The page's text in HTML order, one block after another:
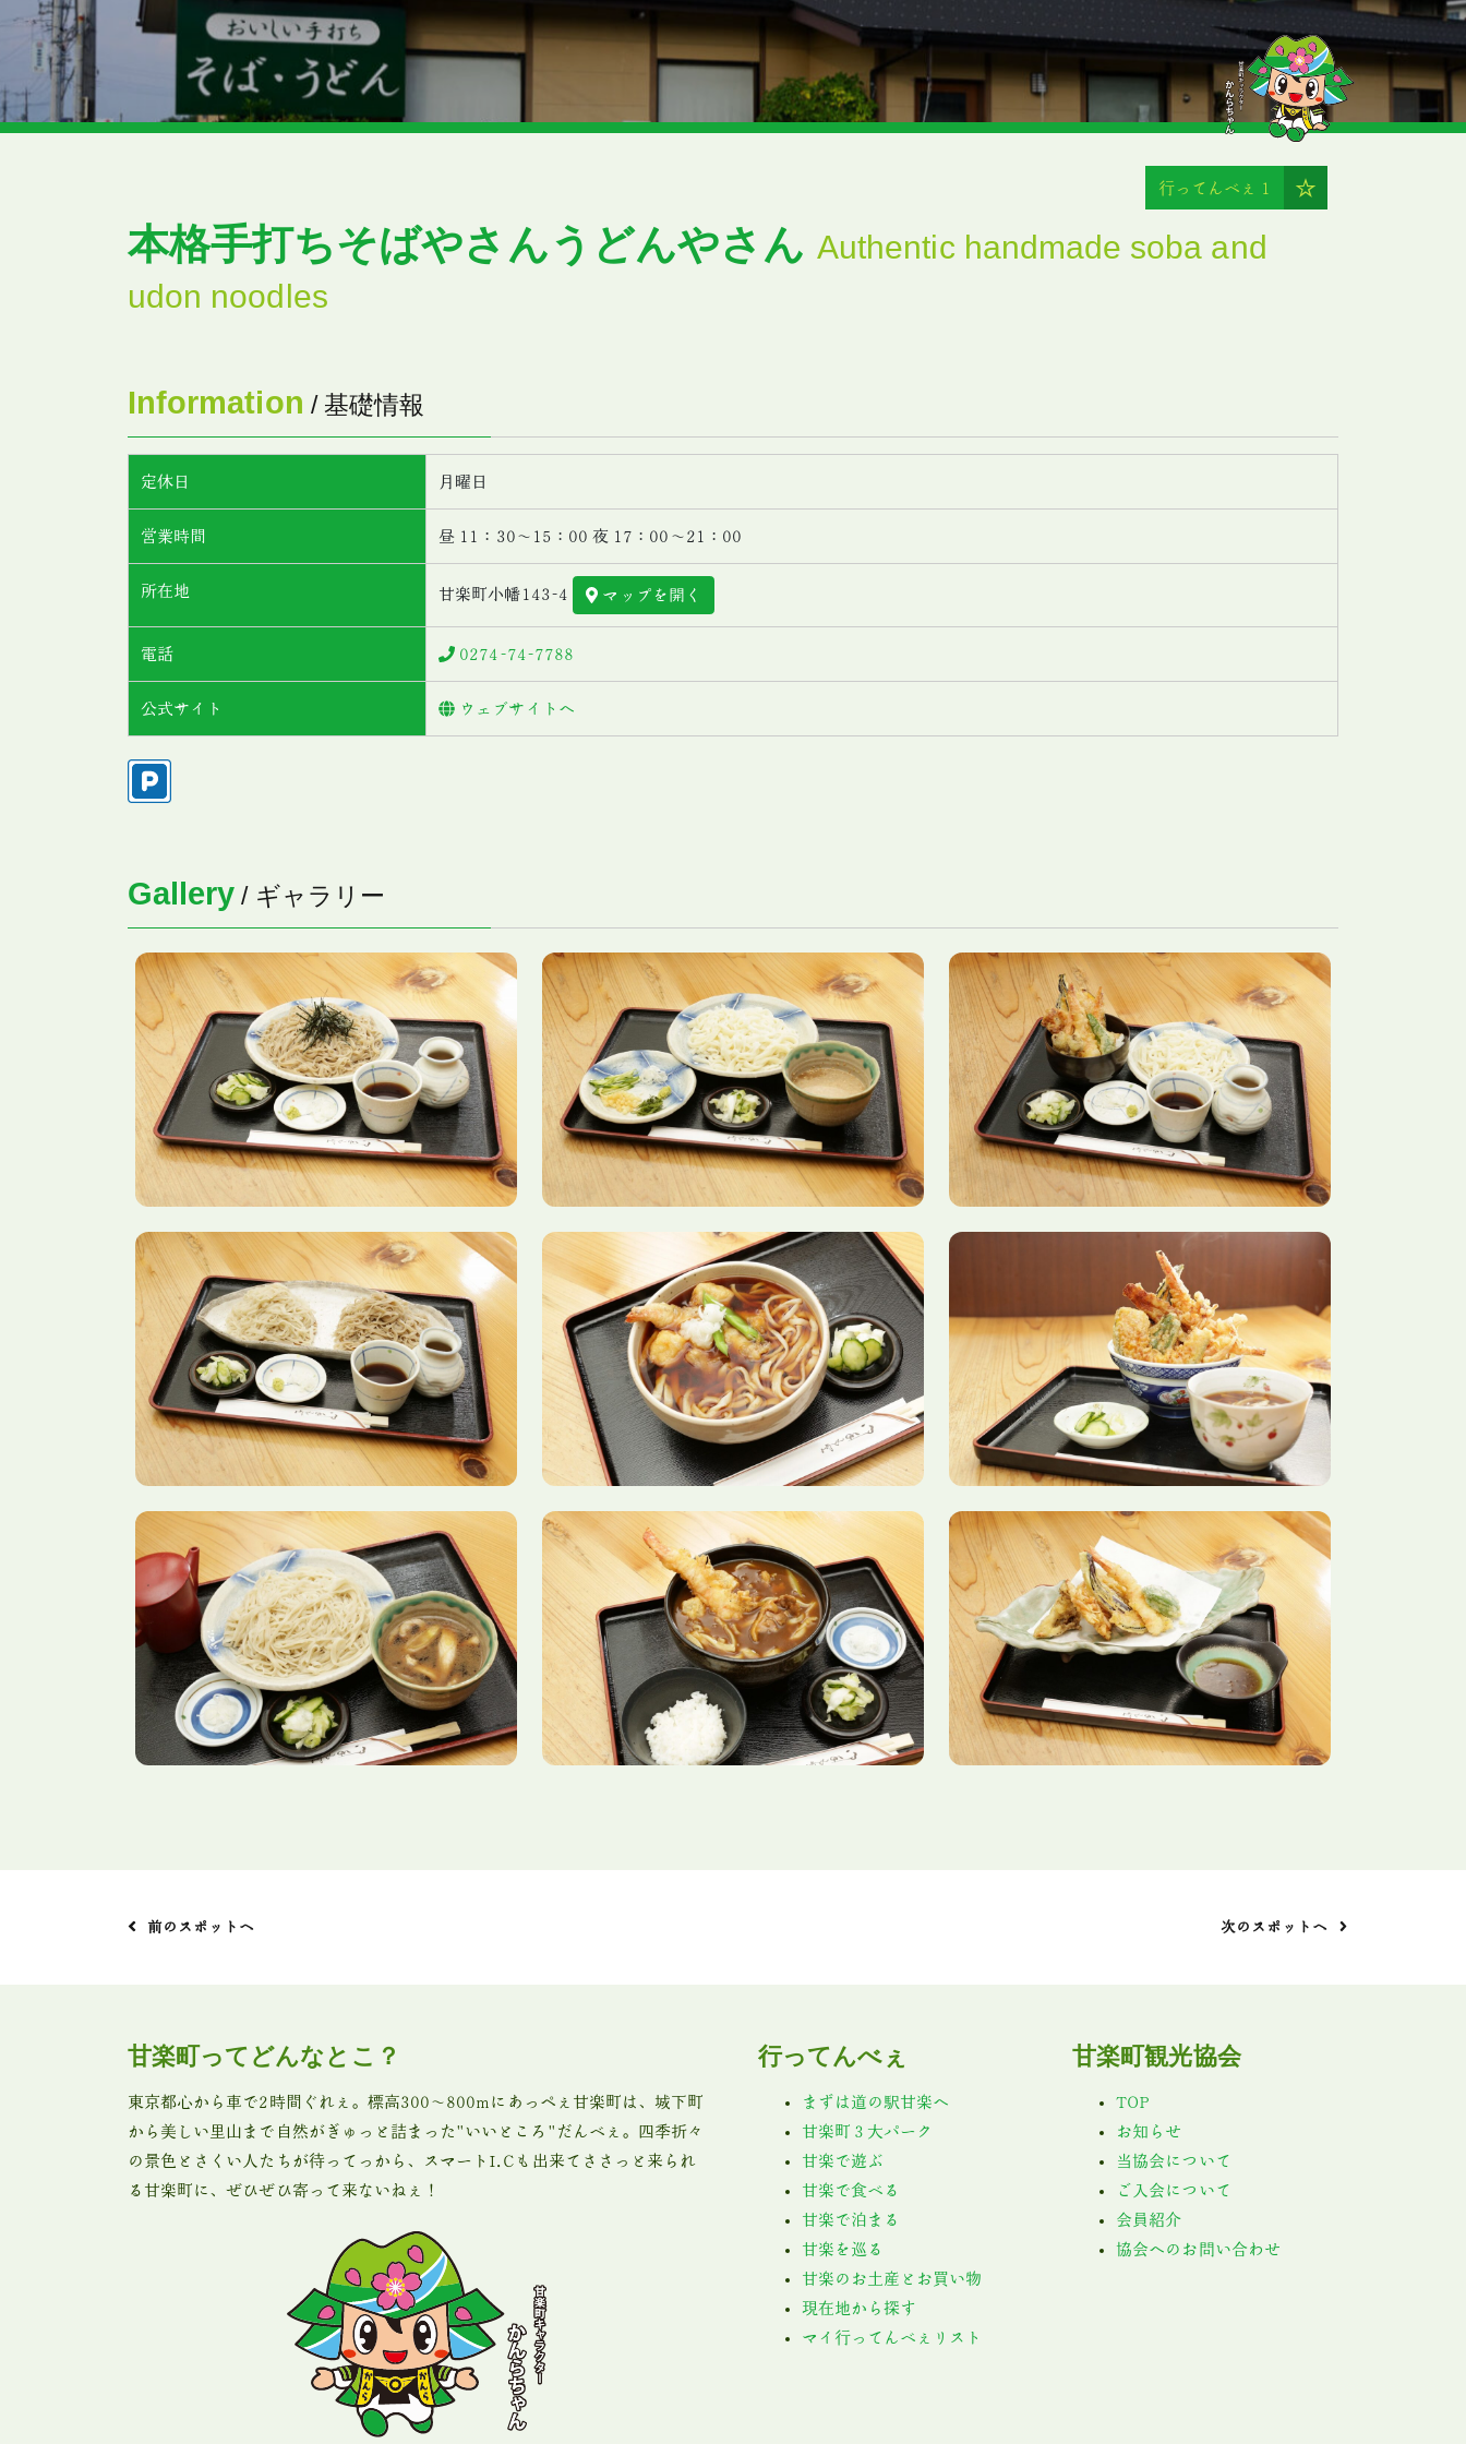
本格手打ちそばやさんうどんやさんAuthentic handmade soba and
udon noodles
行ってんべぇ 1
Information / 基礎情報
定休日 月曜日
営業時間 昼 11：30～15：00 夜 17：00～21：00
所在地 甘楽町小幡143-4 マップを開く
電話 0274-74-7788
公式サイト ウェブサイトへ
Gallery / ギャラリー
前のスポットへ 次のスポットへ
甘楽町ってどんなとこ？
東京都心から車で2時間ぐれぇ。標高300〜800mにあっぺぇ甘楽町は、城下町
から美しい里山まで自然がぎゅっと詰まった"いいところ"だんべぇ。四季折々
の景色とさくい人たちが待ってっから、スマートI.Cも出来てささっと来られ
る甘楽町に、ぜひぜひ寄って来ないねぇ！
行ってんべぇ
まずは道の駅甘楽へ
甘楽町３大パーク
甘楽で遊ぶ
甘楽で食べる
甘楽で泊まる
甘楽を巡る
甘楽のお土産とお買い物
現在地から探す
マイ行ってんべぇリスト
甘楽町観光協会
TOP
お知らせ
当協会について
ご入会について
会員紹介
協会へのお問い合わせ